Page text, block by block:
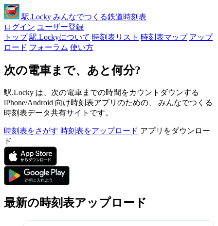
駅.Locky みんなでつくる鉄道時刻表
ログイン ユーザー登録
トップ 駅.Lockyについて 時刻表リスト 時刻表マップ アップ
ロード フォーラム 使い方
次の電車まで、あと何分?
駅.Locky は、次の電車までの時間をカウントダウンする
iPhone/Android 向け時刻表アプリのための、 みんなでつくる
時刻表データ共有サイトです。
時刻表をさがす 時刻表をアップロード アプリをダウンロー
ド
最新の時刻表アップロード